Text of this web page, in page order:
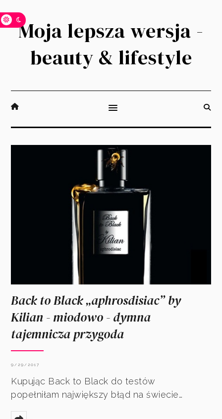
Moja lepsza wersja -
beauty & lifestyle
Back to Black „aphrosdisiac” by
Kilian - miodowo - dymna
tajemnicza przygoda
9/29/2017
Kupując Back to Black do testów
popełniłam największy błąd na świecie…